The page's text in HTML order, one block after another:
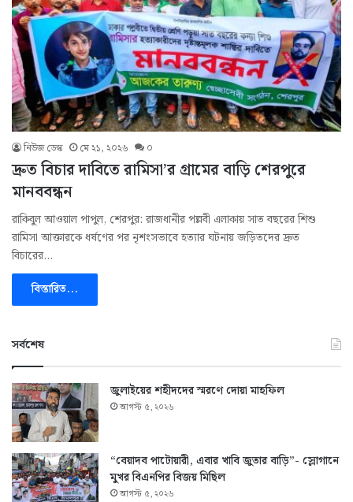
নিউজ ডেস্ক মে ২১, ২০২৬ ০
দ্রুত বিচার দাবিতে রামিসা’র গ্রামের বাড়ি শেরপুরে
মানববন্ধন
রাকিবুল আওয়াল পাপুল, শেরপুর: রাজধানীর পল্লবী এলাকায় সাত বছরের শিশু
রামিসা আক্তারকে ধর্ষণের পর নৃশংসভাবে হত্যার ঘটনায় জড়িতদের দ্রুত
বিচারের…
বিস্তারিত...
সর্বশেষ
জুলাইয়ের শহীদদের স্মরণে দোয়া মাহফিল
আগস্ট ৫, ২০২৬
“বেয়াদব পাটোয়ারী, এবার খাবি জুতার বাড়ি”- স্লোগানে
মুখর বিএনপির বিজয় মিছিল
আগস্ট ৫, ২০২৬